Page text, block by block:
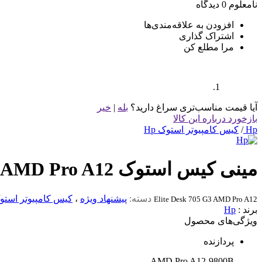
نامعلوم 0 دیدگاه
افزودن به علاقه‌مندی‌ها
اشتراک گذاری
مرا مطلع کن
آیا قیمت مناسب‌تری سراغ دارید؟ بله | خیر
بازخورد درباره این کالا
Hp
/ کیس کامپیوتر استوک Hp
مینی کیس استوک Elite Desk 705G3 AMD Pro A12 سایز SFF
Elite Desk 705 G3 AMD Pro A12 دسته: پیشنهاد ویژه ، کیس کامپیوتر
برند : Hp
ویژگی‌های محصول
پردازنده